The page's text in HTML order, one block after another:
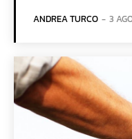
ANDREA TURCO - 3